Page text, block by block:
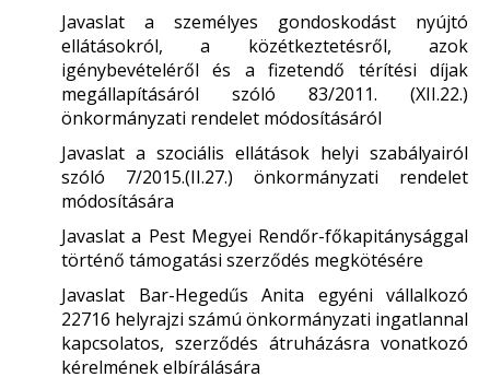
Javaslat a személyes gondoskodást nyújtó
ellátásokról, a közétkeztetésről, azok
igénybevételéről és a fizetendő térítési díjak
megállapításáról szóló 83/2011. (XII.22.)
önkormányzati rendelet módosításáról
Javaslat a szociális ellátások helyi szabályairól
szóló 7/2015.(II.27.) önkormányzati rendelet
módosítására
Javaslat a Pest Megyei Rendőr-főkapitánysággal
történő támogatási szerződés megkötésére
Javaslat Bar-Hegedűs Anita egyéni vállalkozó
22716 helyrajzi számú önkormányzati ingatlannal
kapcsolatos, szerződés átruházásra vonatkozó
kérelmének elbírálására